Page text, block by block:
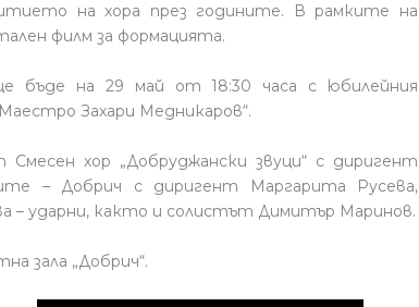
на хора през годините. В рамките на
филм за формацията.
бъде на 29 май от 18:30 часа с юбилейния
Захари Медникаров“.
хор „Добруджански звуци“ с диригент
– Добрич с диригент Маргарита Русева,
– ударни, както и солистът Димитър Маринов.
зала „Добрич“.